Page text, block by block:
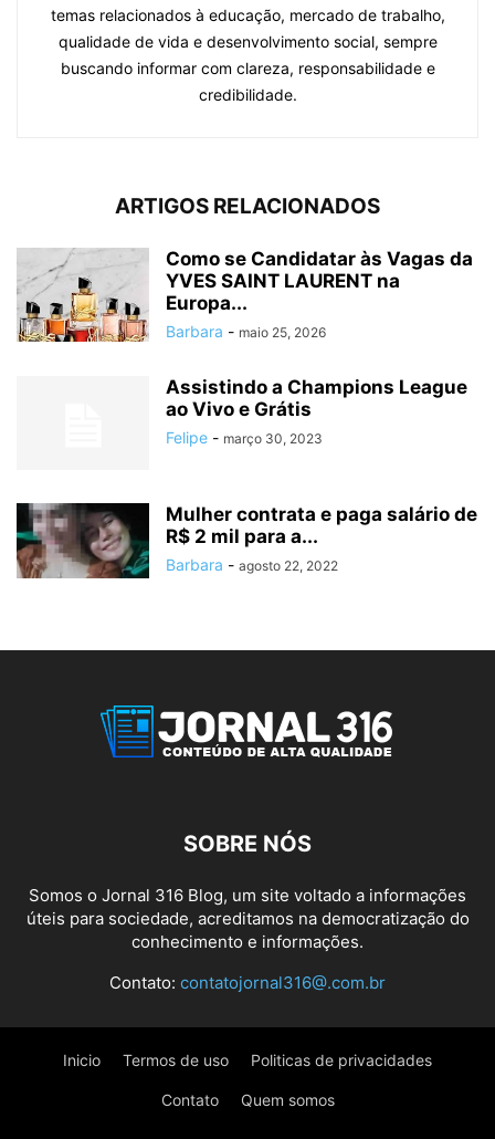
temas relacionados à educação, mercado de trabalho,
qualidade de vida e desenvolvimento social, sempre
buscando informar com clareza, responsabilidade e
credibilidade.
ARTIGOS RELACIONADOS
Como se Candidatar às Vagas da
YVES SAINT LAURENT na
Europa...
Barbara - maio 25, 2026
Assistindo a Champions League
ao Vivo e Grátis
Felipe - março 30, 2023
Mulher contrata e paga salário de
R$ 2 mil para a...
Barbara - agosto 22, 2022
SOBRE NÓS
Somos o Jornal 316 Blog, um site voltado a informações
úteis para sociedade, acreditamos na democratização do
conhecimento e informações.
Contato: contatojornal316@.com.br
Inicio Termos de uso Politicas de privacidades
Contato Quem somos